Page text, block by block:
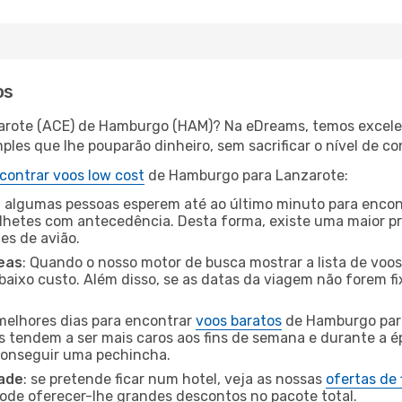
(ACE) de Hamburgo (HAM)? Na eDreams, temos
que lhe pouparão dinheiro, sem sacrificar o nível de
voos low cost de Hamburgo para Lanzarote:
algumas pessoas esperem até ao último minuto para
com antecedência. Desta forma, existe uma maior
de avião.
: Quando o nosso motor de busca mostrar a lista de
custo. Além disso, se as datas da viagem não forem
dias para encontrar voos baratos de Hamburgo
a ser mais caros aos fins de semana e durante a
uma pechincha.
: se pretende ficar num hotel, veja as nossas ofertas de
oferecer-lhe grandes descontos no pacote total.